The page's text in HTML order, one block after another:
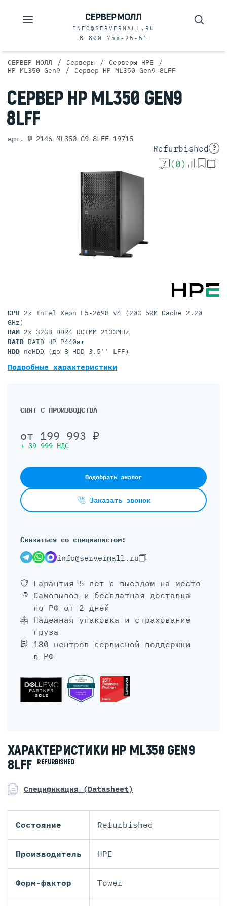
INFO@SERVERMALL.RU
8 800 755-25-51
СЕРВЕР МОЛЛ / Серверы / Серверы HPE /
HP ML350 Gen9 / Сервер HP ML350 Gen9 8LFF
СЕРВЕР HP ML350 GEN9
8LFF
арт. № 2146-ML350-G9-8LFF-19715
Refurbished ?
(0)
СНЯТ С ПРОИЗВОДСТВА
от 199 993 ₽
+ 39 999 НДС
Подобрать аналог
Заказать звонок
Связаться со специалистом:
info@servermall.ru
Гарантия 5 лет с выездом на место
Самовывоз и бесплатная доставка
по РФ от 2 дней
Надежная упаковка и страхование
груза
180 центров сервисной поддержки
в РФ
CPU 2x Intel Xeon E5-2698 v4 (20C 50M Cache 2.20
GHz)
RAM 2x 32GB DDR4 RDIMM 2133MHz
RAID RAID HP P440ar
HDD noHDD (до 8 HDD 3.5'' LFF)
Подробные характеристики
ХАРАКТЕРИСТИКИ HP ML350 GEN9
8LFF
REFURBISHED
Спецификация (Datasheet)
Состояние Refurbished
Производитель HPE
Форм-фактор Tower